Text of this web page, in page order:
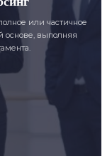
или частичное
основе, выполняя